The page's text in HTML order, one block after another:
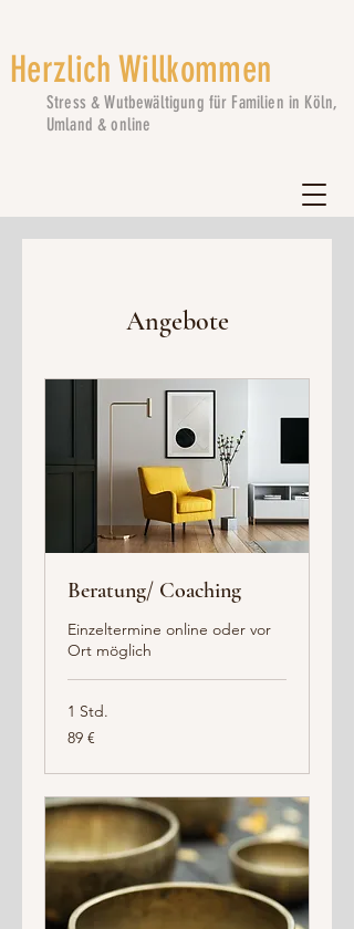
Herzlich Willkommen
Stress & Wutbewältigung für Familien in Köln,
Umland & online
Angebote
Beratung/ Coaching
Einzeltermine online oder vor
Ort möglich
1 Std.
89
Euro
89 €